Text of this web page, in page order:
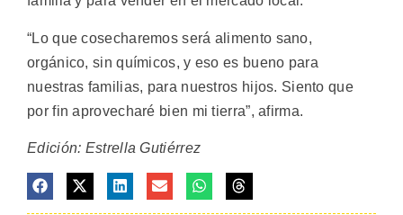
“Lo que cosecharemos será alimento sano,
orgánico, sin químicos, y eso es bueno para
nuestras familias, para nuestros hijos. Siento que
por fin aprovecharé bien mi tierra”, afirma.
Edición: Estrella Gutiérrez